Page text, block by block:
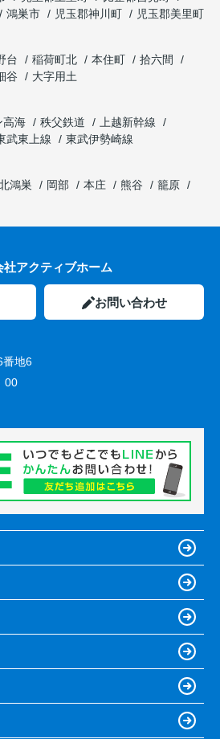
鴻巣市 児玉郡神川町
児玉郡美里町
台 稲荷町北 本住町
拾六間
谷
大字用土
高海 秩父鉄道
上越新幹線
武東上線
東武伊勢崎線
鴻巣 岡部 本庄 熊谷
籠原
社アクティブホーム
お問い合わせ
番地6
00